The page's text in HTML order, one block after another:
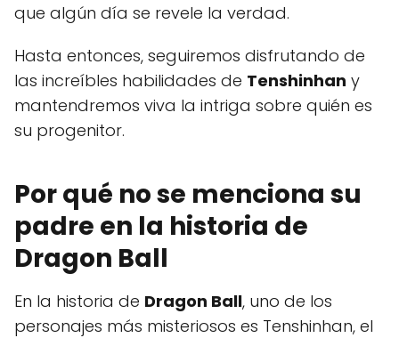
que algún día se revele la verdad.
Hasta entonces, seguiremos disfrutando de
las increíbles habilidades de Tenshinhan y
mantendremos viva la intriga sobre quién es
su progenitor.
Por qué no se menciona su
padre en la historia de
Dragon Ball
En la historia de Dragon Ball, uno de los
personajes más misteriosos es Tenshinhan, el